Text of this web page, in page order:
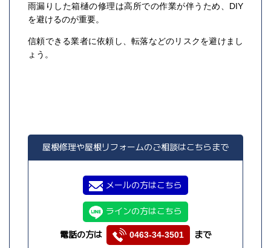
雨漏りした箱樋の修理は高所での作業が伴うため、DIY
を避けるのが重要。
信頼できる業者に依頼し、転落などのリスクを避けまし
ょう。
屋根修理や屋根リフォームのご相談はこちらまで
メールの方はこちら
ラインの方はこちら
電話の方は 0463-34-3501 まで